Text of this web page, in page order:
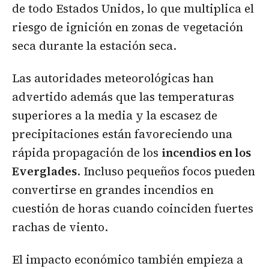
de todo Estados Unidos, lo que multiplica el
riesgo de ignición en zonas de vegetación
seca durante la estación seca.
Las autoridades meteorológicas han
advertido además que las temperaturas
superiores a la media y la escasez de
precipitaciones están favoreciendo una
rápida propagación de los incendios en los
Everglades. Incluso pequeños focos pueden
convertirse en grandes incendios en
cuestión de horas cuando coinciden fuertes
rachas de viento.
El impacto económico también empieza a